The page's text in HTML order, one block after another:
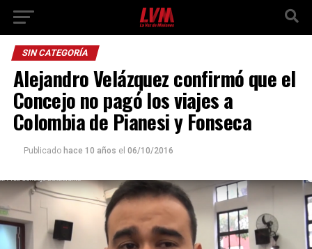
SIN CATEGORÍA
Alejandro Velázquez confirmó que el
Concejo no pagó los viajes a
Colombia de Pianesi y Fonseca
Publicado hace 10 años el 06/10/2016